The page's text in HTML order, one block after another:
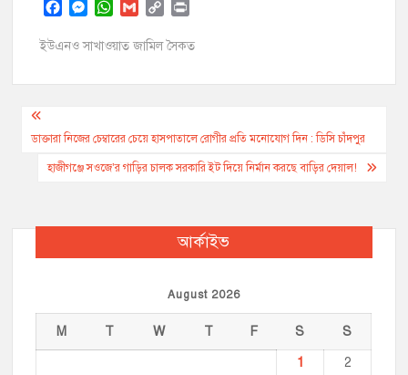
c
b
k
M
s
e
e
W
a
s
p
G
a
l
C
p
L
k
i
t
ইউএনও সাখাওয়াত জামিল সৈকত
Post
navigation
ডাক্তারা নিজের চেম্বারের চেয়ে হাসপাতালে রোগীর প্রতি মনোযোগ দিন : ডিসি চাঁদপুর
হাজীগঞ্জে সওজে’র গাড়ির চালক সরকারি ইট দিয়ে নির্মান করছে বাড়ির দেয়াল!
আর্কাইভ
August 2026
M T W T F S S
1 2